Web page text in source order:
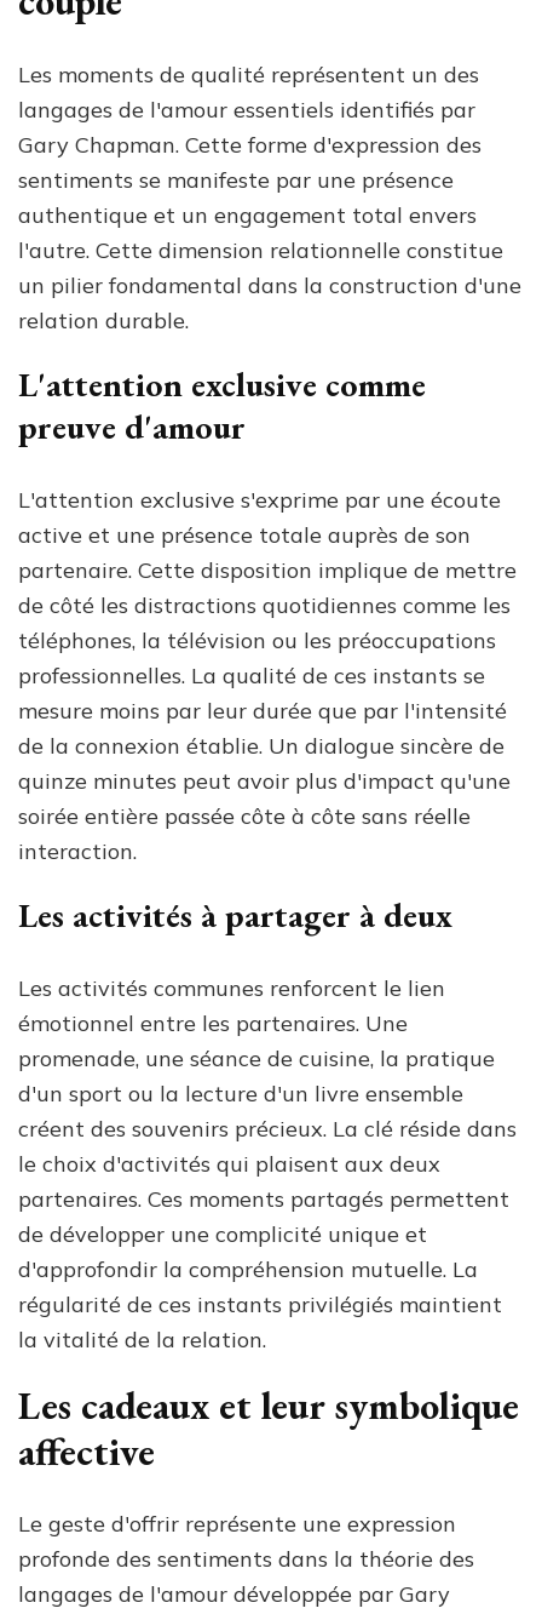
Les moments de qualité représentent un des
langages de l'amour essentiels identifiés par
Gary Chapman. Cette forme d'expression des
sentiments se manifeste par une présence
authentique et un engagement total envers
l'autre. Cette dimension relationnelle constitue
un pilier fondamental dans la construction d'une
relation durable.
L'attention exclusive comme
preuve d'amour
L'attention exclusive s'exprime par une écoute
active et une présence totale auprès de son
partenaire. Cette disposition implique de mettre
de côté les distractions quotidiennes comme les
téléphones, la télévision ou les préoccupations
professionnelles. La qualité de ces instants se
mesure moins par leur durée que par l'intensité
de la connexion établie. Un dialogue sincère de
quinze minutes peut avoir plus d'impact qu'une
soirée entière passée côte à côte sans réelle
interaction.
Les activités à partager à deux
Les activités communes renforcent le lien
émotionnel entre les partenaires. Une
promenade, une séance de cuisine, la pratique
d'un sport ou la lecture d'un livre ensemble
créent des souvenirs précieux. La clé réside dans
le choix d'activités qui plaisent aux deux
partenaires. Ces moments partagés permettent
de développer une complicité unique et
d'approfondir la compréhension mutuelle. La
régularité de ces instants privilégiés maintient
la vitalité de la relation.
Les cadeaux et leur symbolique
affective
Le geste d'offrir représente une expression
profonde des sentiments dans la théorie des
langages de l'amour développée par Gary